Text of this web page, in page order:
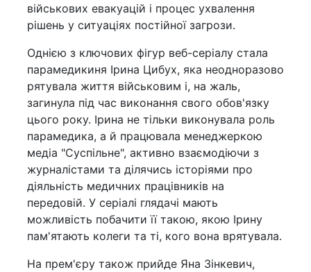
військових евакуацій і процес ухвалення
рішень у ситуаціях постійної загрози.
Однією з ключових фігур веб-серіалу стала
парамедикиня Ірина Цибух, яка неодноразово
рятувала життя військовим і, на жаль,
загинула під час виконання свого обов'язку
цього року. Ірина не тільки виконувала роль
парамедика, а й працювала менеджеркою
медіа "Суспільне", активно взаємодіючи з
журналістами та ділячись історіями про
діяльність медичних працівників на
передовій. У серіалі глядачі мають
можливість побачити її такою, якою Ірину
пам'ятають колеги та ті, кого вона врятувала.
На прем'єру також прийде Яна Зінкевич,